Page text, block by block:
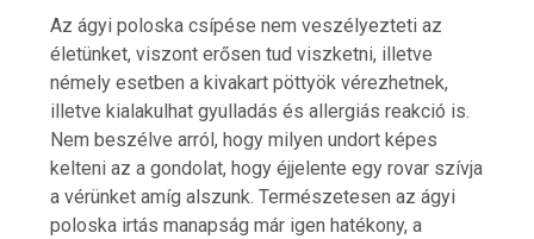
Az ágyi poloska csípése nem veszélyezteti az
életünket, viszont erősen tud viszketni, illetve
némely esetben a kivakart pöttyök vérezhetnek,
illetve kialakulhat gyulladás és allergiás reakció is.
Nem beszélve arról, hogy milyen undort képes
kelteni az a gondolat, hogy éjjelente egy rovar szívja
a vérünket amíg alszunk. Természetesen az ágyi
poloska irtás manapság már igen hatékony, a